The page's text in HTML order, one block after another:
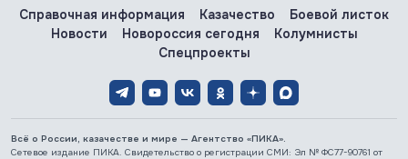
Справочная информация Казачество
Боевой листок
Новости
Новороссия сегодня
Колумнисты
Спецпроекты
Всё о России, казачестве и мире — Агентство «ПИКА».
Сетевое издание ПИКА. Свидетельство о регистрации СМИ: Эл № ФС77-90761 от